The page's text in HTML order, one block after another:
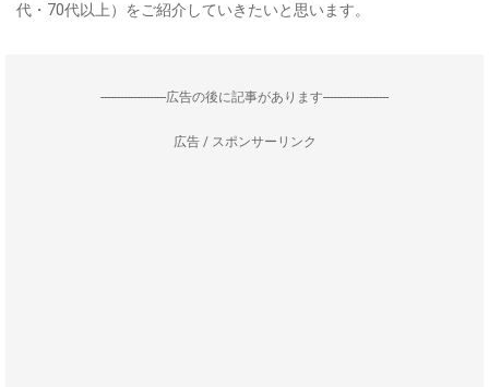
代・70代以上）をご紹介していきたいと思います。
--------------------広告の後に記事があります--------------------
広告 / スポンサーリンク